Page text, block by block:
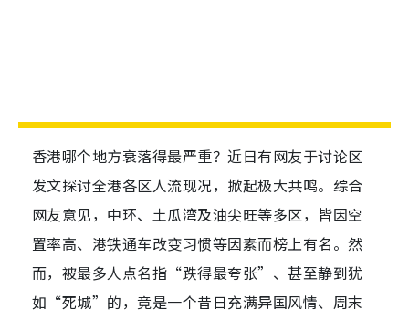
香港哪个地方衰落得最严重？近日有网友于讨论区
发文探讨全港各区人流现况，掀起极大共鸣。综合
网友意见，中环、土瓜湾及油尖旺等多区，皆因空
置率高、港铁通车改变习惯等因素而榜上有名。然
而，被最多人点名指“跌得最夸张”、甚至静到犹
如“死城”的，竟是一个昔日充满异国风情、周末